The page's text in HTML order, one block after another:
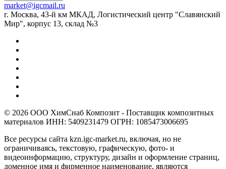
market@igcmail.ru
г. Москва, 43-й км МКАД, Логистический центр "Славянский
Мир", корпус 13, склад №3
© 2026 ООО ХимСнаб Композит - Поставщик композитных
материалов ИНН: 5409231479 ОГРН: 1085473006695
Все ресурсы сайта kzn.igc-market.ru, включая, но не
ограничиваясь, текстовую, графическую, фото- и
видеоинформацию, структуру, дизайн и оформление страниц,
доменное имя и фирменное наименование, являются